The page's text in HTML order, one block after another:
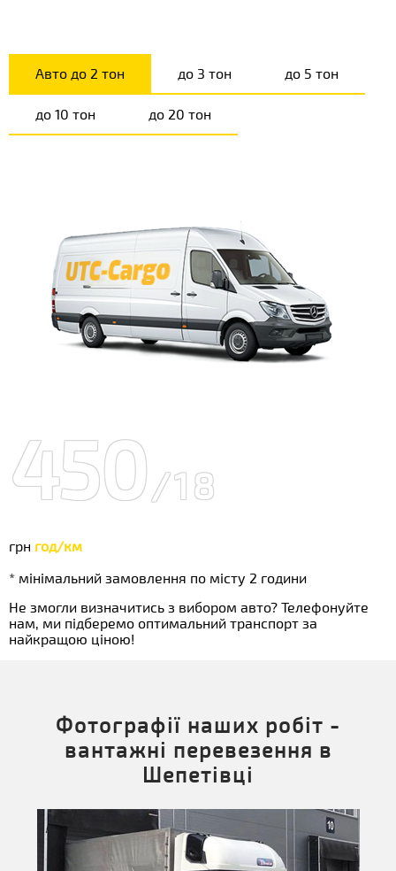
Авто до 2 тон до 3 тон до 5 тон
до 10 тон до 20 тон
450/18
грн год/км
* мінімальний замовлення по місту 2 години
Не змогли визначитись з вибором авто? Телефонуйте
нам, ми підберемо оптимальний транспорт за
найкращою ціною!
Фотографії наших робіт -
вантажні перевезення в
Шепетівці